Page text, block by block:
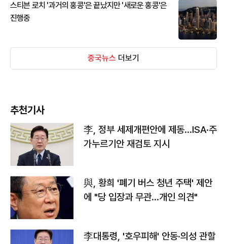
스티븐 로치 '과거의 홍콩'은 끝났지만 '새로운 홍콩'은
진행중
중국뉴스 더보기
추천기사
李, 정부 세제개편안에 제동…ISA·주
가누르기안 재검토 지시
與, 황희 '폐기 버스 청년 주택' 제안
에 "당 입장과 무관…개인 의견"
李대통령, '호우피해' 안동·의성 관할